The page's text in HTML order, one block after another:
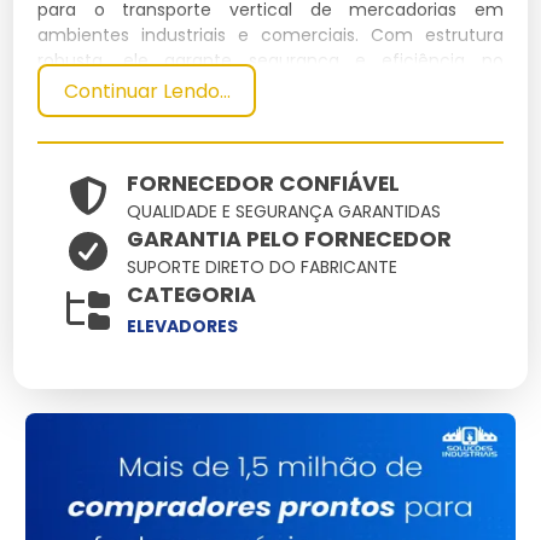
para o transporte vertical de mercadorias em
ambientes industriais e comerciais. Com estrutura
robusta, ele garante segurança e eficiência no
manuseio de cargas pesadas.
Especificações Técnicas
Dimensões
(cm)
Peso
(kg)
MaterialCapacidadePotência
300 x 400 1500
Aço
carbono
2000 kg
Benefícios
Permite o transporte de
grandes volumes de produtos.
Material resistente:Aço carbono garante
durabilidade em ambientes industriais.
Continuar Lendo...
FORNECEDOR CONFIÁVEL
QUALIDADE E SEGURANÇA GARANTIDAS
GARANTIA PELO FORNECEDOR
SUPORTE DIRETO DO FABRICANTE
CATEGORIA
ELEVADORES